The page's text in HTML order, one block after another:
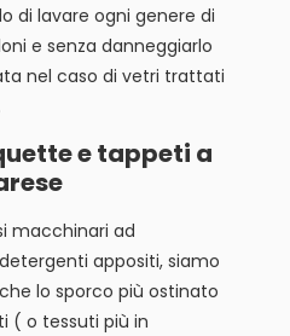
di lavare ogni genere di
e senza danneggiarlo
nel caso di vetri trattati
e tappeti a
macchinari ad
appositi, siamo
lo sporco più ostinato
( o tessuti più in